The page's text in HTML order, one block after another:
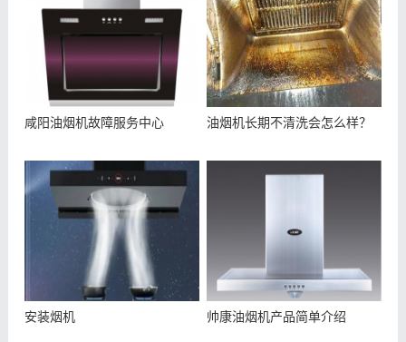
咸阳油烟机故障服务中心 油烟机长期不清洗会怎么样？
安装烟机 帅康油烟机产品简单介绍